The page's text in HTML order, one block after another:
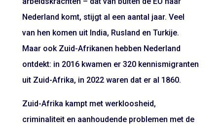
Nederland komt, stijgt al een aantal jaar. Veel
van hen komen uit India, Rusland en Turkije.
Maar ook Zuid-Afrikanen hebben Nederland
ontdekt: in 2016 kwamen er 320 kennismigranten
uit Zuid-Afrika, in 2022 waren dat er al 1860.
Zuid-Afrika kampt met werkloosheid,
criminaliteit en aanhoudende problemen met de